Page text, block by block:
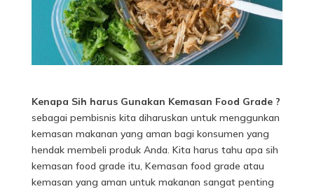
Kenapa Sih harus Gunakan Kemasan Food Grade ?
sebagai pembisnis kita diharuskan untuk menggunkan
kemasan makanan yang aman bagi konsumen yang
hendak membeli produk Anda. Kita harus tahu apa sih
kemasan food grade itu, Kemasan food grade atau
kemasan yang aman untuk makanan sangat penting